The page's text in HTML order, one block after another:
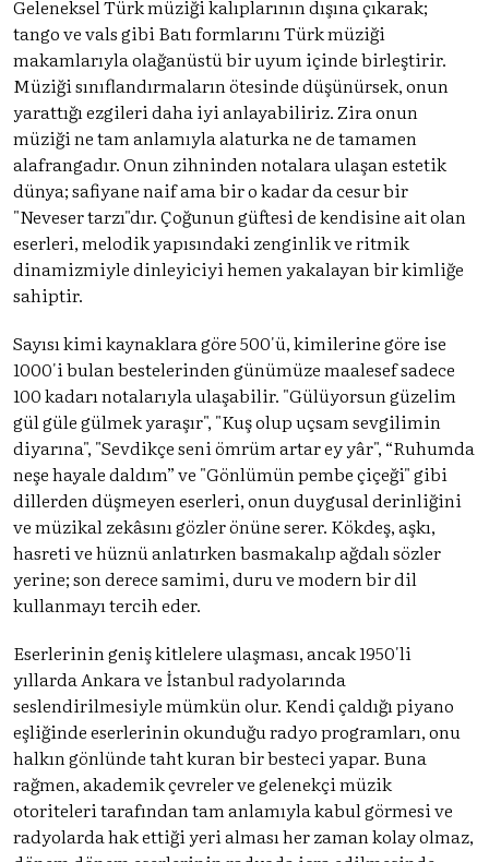
Geleneksel Türk müziği kalıplarının dışına çıkarak;
tango ve vals gibi Batı formlarını Türk müziği
makamlarıyla olağanüstü bir uyum içinde birleştirir.
Müziği sınıflandırmaların ötesinde düşünürsek, onun
yarattığı ezgileri daha iyi anlayabiliriz. Zira onun
müziği ne tam anlamıyla alaturka ne de tamamen
alafrangadır. Onun zihninden notalara ulaşan estetik
dünya; safiyane naif ama bir o kadar da cesur bir
"Neveser tarzı"dır. Çoğunun güftesi de kendisine ait olan
eserleri, melodik yapısındaki zenginlik ve ritmik
dinamizmiyle dinleyiciyi hemen yakalayan bir kimliğe
sahiptir.
Sayısı kimi kaynaklara göre 500'ü, kimilerine göre ise
1000'i bulan bestelerinden günümüze maalesef sadece
100 kadarı notalarıyla ulaşabilir. "Gülüyorsun güzelim
gül güle gülmek yaraşır", "Kuş olup uçsam sevgilimin
diyarına", "Sevdikçe seni ömrüm artar ey yâr", “Ruhumda
neşe hayale daldım” ve "Gönlümün pembe çiçeği" gibi
dillerden düşmeyen eserleri, onun duygusal derinliğini
ve müzikal zekâsını gözler önüne serer. Kökdeş, aşkı,
hasreti ve hüznü anlatırken basmakalıp ağdalı sözler
yerine; son derece samimi, duru ve modern bir dil
kullanmayı tercih eder.
Eserlerinin geniş kitlelere ulaşması, ancak 1950'li
yıllarda Ankara ve İstanbul radyolarında
seslendirilmesiyle mümkün olur. Kendi çaldığı piyano
eşliğinde eserlerinin okunduğu radyo programları, onu
halkın gönlünde taht kuran bir besteci yapar. Buna
rağmen, akademik çevreler ve gelenekçi müzik
otoriteleri tarafından tam anlamıyla kabul görmesi ve
radyolarda hak ettiği yeri alması her zaman kolay olmaz,